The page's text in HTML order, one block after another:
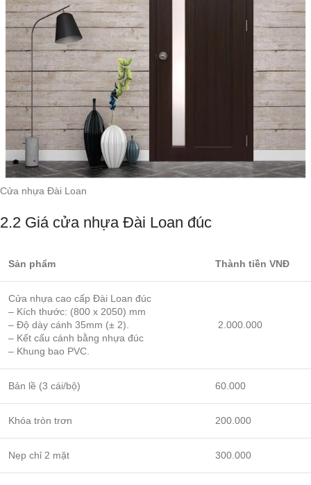
Cửa nhựa Đài Loan
2.2 Giá cửa nhựa Đài Loan đúc
Sản phẩm Thành tiền VNĐ
Cửa nhựa cao cấp Đài Loan đúc
– Kích thước: (800 x 2050) mm
– Độ dày cánh 35mm (± 2).
– Kết cấu cánh bằng nhựa đúc
– Khung bao PVC.
2.000.000
Bản lề (3 cái/bộ) 60.000
Khóa tròn trơn 200.000
Nẹp chỉ 2 mặt 300.000